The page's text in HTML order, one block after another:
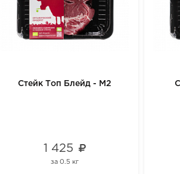
Стейк Топ Блейд - М2
1 425
за0.5 кг